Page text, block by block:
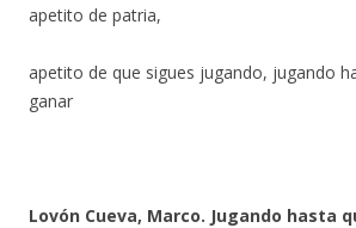
apetito de patria,
apetito de que sigues jugando, jugando
ganar
Lovón Cueva, Marco. Jugando hasta